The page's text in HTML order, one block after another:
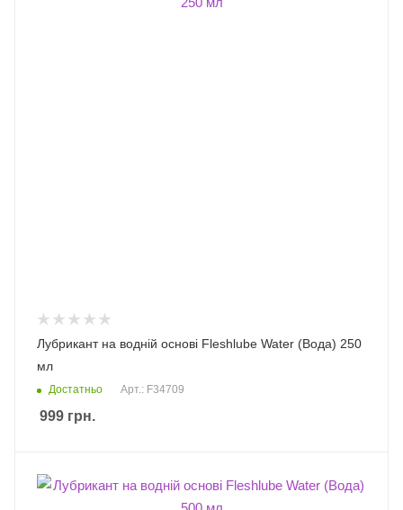
Лубрикант на водній основі Fleshlube Water (Вода) 250
мл
Достатньо Арт.: F34709
999 грн.